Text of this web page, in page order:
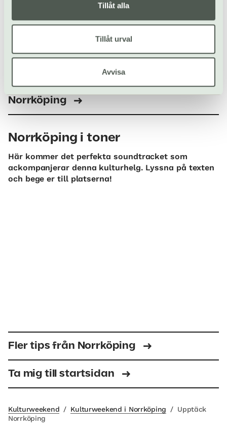
Tillåt alla
Tillåt urval
Avvisa
Knäppingsborg där
med charmiga stråk i
en historisk miljö!
Upptäck ännu fler sevärdheter hos Visit
Norrköping
Norrköping i toner
Här kommer det perfekta soundtracket som
ackompanjerar denna kulturhelg. Lyssna på texten
och bege er till platserna!
Fler tips från Norrköping
Ta mig till startsidan
Kulturweekend / Kulturweekend i Norrköping / Upptäck
Norrköping